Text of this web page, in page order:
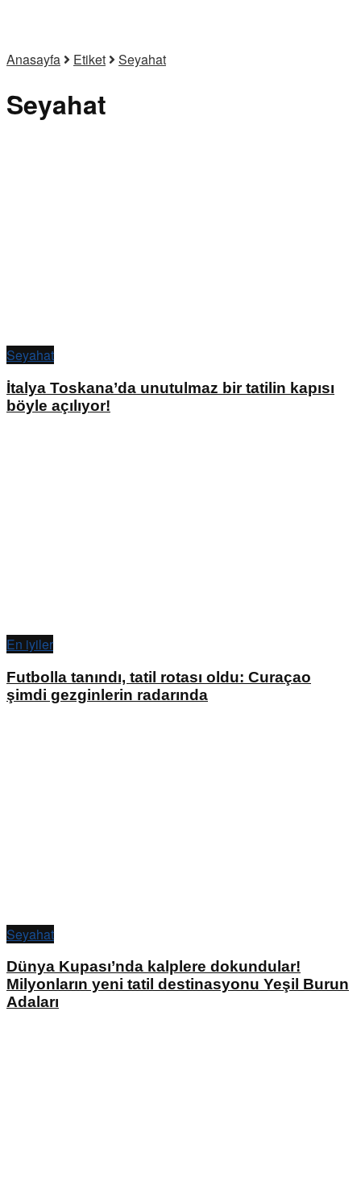
Anasayfa Etiket Seyahat
Seyahat
Seyahat
İtalya Toskana’da unutulmaz bir tatilin kapısı
böyle açılıyor!
En iyiler
Futbolla tanındı, tatil rotası oldu: Curaçao
şimdi gezginlerin radarında
Seyahat
Dünya Kupası’nda kalplere dokundular!
Milyonların yeni tatil destinasyonu Yeşil Burun
Adaları